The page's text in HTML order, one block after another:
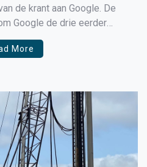
de krant aan Google. De
Google de drie eerder
datacenters niet in de
en zelfs nergens in
More